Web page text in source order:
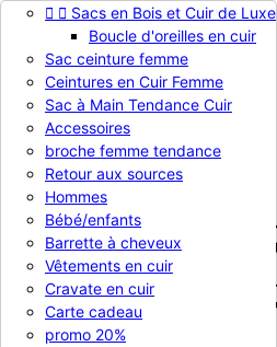
Appelez-nous :0786510612
EUR € 
EUR €
RUB RUB
Connexion
shopping_cart Panier (0)
  Sacs en Bois et Cuir de Luxe
Boucle d'oreilles en cuir
Sac ceinture femme
Ceintures en Cuir Femme
Sac à Main Tendance Cuir
Accessoires
broche femme tendance
Retour aux sources
Hommes
Bébé/enfants
Barrette à cheveux
Vêtements en cuir
Cravate en cuir
Carte cadeau
promo 20%